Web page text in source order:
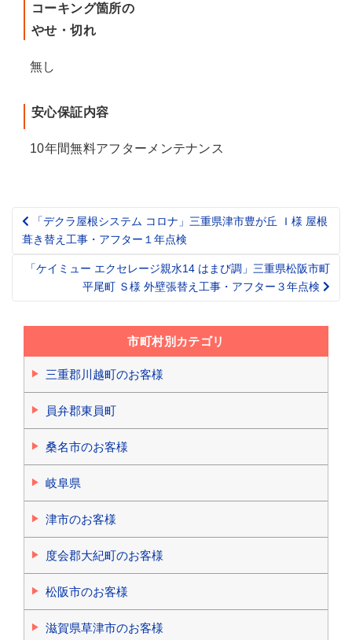
コーキング箇所の
やせ・切れ
無し
安心保証内容
10年間無料アフターメンテナンス
Post
navigation
「デクラ屋根システム コロナ」三重県津市豊が丘 Ｉ様 屋根
葺き替え工事・アフター１年点検
「ケイミュー エクセレージ親水14 はまび調」三重県松阪市町
平尾町 Ｓ様 外壁張替え工事・アフター３年点検
市町村別カテゴリ
三重郡川越町のお客様
員弁郡東員町
桑名市のお客様
岐阜県
津市のお客様
度会郡大紀町のお客様
松阪市のお客様
滋賀県草津市のお客様